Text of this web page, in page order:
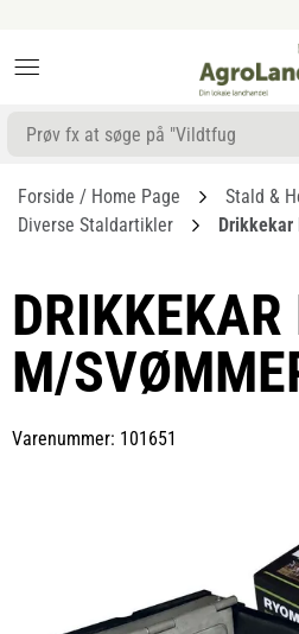
Forside / Home Page Stald &
Diverse Staldartikler
Drikkekar
M/
Varenummer: 101651